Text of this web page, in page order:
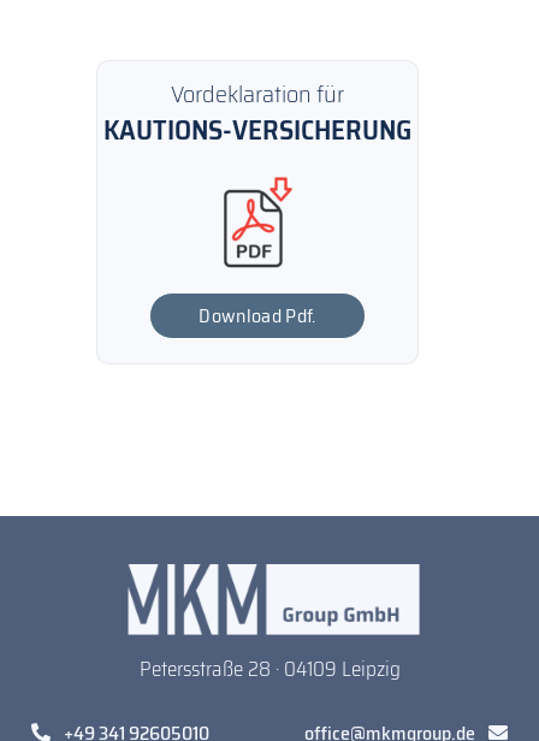
Vordeklaration für
KAUTIONS-VERSICHERUNG
Download Pdf.
Petersstraße 28 · 04109 Leipzig
+49 341 92605010 office@mkmgroup.de